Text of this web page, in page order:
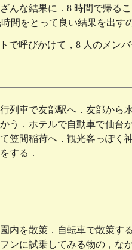
な結果に．8 時間で帰る
間をとって良い結果を出す
呼びかけて，8 人のメンバ
列車で友部駅へ．友部か
う．ホテルで自動車で仙
笠間稲荷へ．観光客っぽ
する．
内を散策．自転車で散策す
ンに試乗してみる物の，な